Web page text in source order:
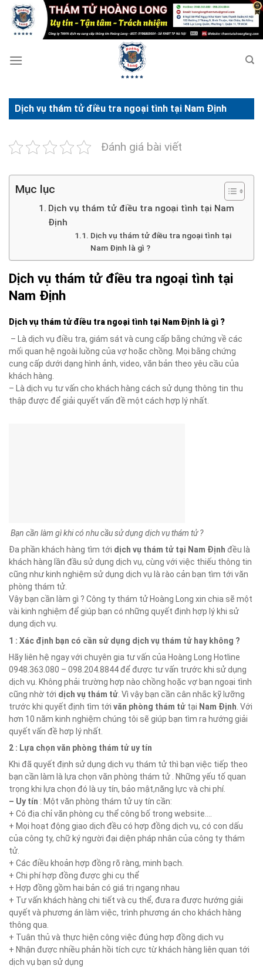
qua
Dịch vụ thám tử điều tra ngoại tình tại Nam Định
Đánh giá bài viết
Mục lục
Dịch vụ thám tử điều tra ngoại tình tại Nam
Định
Dịch vụ thám tử điều tra ngoại tình tại
Nam Định là gì ?
Dịch vụ thám tử điều tra ngoại tình tại
Nam Định
Dịch vụ thám tử điều tra ngoại tình tại Nam Định là gì ?
– Là dịch vụ điều tra, giám sát và cung cấp bằng chứng về các
mối quan hệ ngoài luồng của vợ hoặc chồng. Mọi bằng chứng
cung cấp dưới dạng hình ảnh, video, văn bản theo yêu cầu của
khách hàng.
– Là dịch vụ tư vấn cho khách hàng cách sử dụng thông tin thu
thập được để giải quyết vấn đề một cách hợp lý nhất.
Bạn cần làm gì khi có nhu cầu sử dụng dịch vụ thám tử ?
Đa phần khách hàng tìm tới dịch vụ thám tử tại Nam Định đều là
khách hàng lần đầu sử dụng dịch vụ, cùng với việc thiếu thông tin
cũng như kinh nghiệm sử dụng dịch vụ là rào cản bạn tìm tới văn
phòng thám tử.
Vậy bạn cần làm gì ? Công ty thám tử Hoàng Long xin chia sẽ một
vài kinh nghiệm để giúp bạn có những quyết định hợp lý khi sử
dụng dịch vụ.
1 : Xác định bạn có cần sử dụng dịch vụ thám tử hay không ?
Hãy liên hệ ngay với chuyên gia tư vấn của Hoàng Long Hotline
0948.363.080 – 098.204.8844 để được tư vấn trước khi sử dụng
dịch vụ. Không phải trường hợp nào chồng hoặc vợ bạn ngoại tình
cũng nhờ tới dịch vụ thám tử . Vì vậy bạn cần cân nhắc kỹ lưỡng
trước khi quyết định tìm tới văn phòng thám tử tại Nam Định . Với
hơn 10 năm kinh nghiệm chúng tôi sẽ giúp bạn tìm ra hướng giải
quyết vấn đề hơp lý nhất.
2 : Lựa chọn văn phòng thám tử uy tín
Khi đã quyết định sử dụng dịch vụ thám tử thì bạn việc tiếp theo
bạn cần làm là lựa chọn văn phòng thám tử . Những yếu tố quan
trọng khi lựa chọn đó là uy tín, bảo mật,năng lực và chi phí.
– Uy tín : Một văn phòng thám tử uy tín cần:
+ Có địa chỉ văn phòng cụ thể công bố trong website….
+ Mọi hoạt động giao dịch đều có hợp đồng dịch vụ, có con dấu
của công ty, chữ ký người đại diện pháp nhân của công ty thám
tử.
+ Các điều khoản hợp đồng rõ ràng, minh bạch.
+ Chi phí hợp đồng được ghi cụ thể
+ Hợp đồng gồm hai bản có giá trị ngang nhau
+ Tư vấn khách hàng chi tiết và cụ thể, đưa ra được hướng giải
quyết và phương án làm việc, trình phương án cho khách hàng
thông qua.
+ Tuân thủ và thực hiện công việc đúng hợp đồng dịch vụ
+ Nhận được nhiều phản hồi tích cực từ khách hàng liên quan tới
dịch vụ bạn sử dụng